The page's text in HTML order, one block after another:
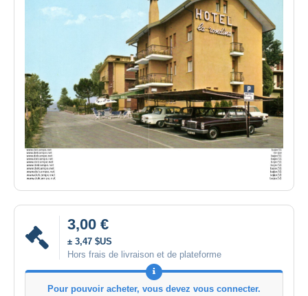
3,00 €
± 3,47 $US
Hors frais de livraison et de plateforme
Pour pouvoir acheter, vous devez vous connecter.